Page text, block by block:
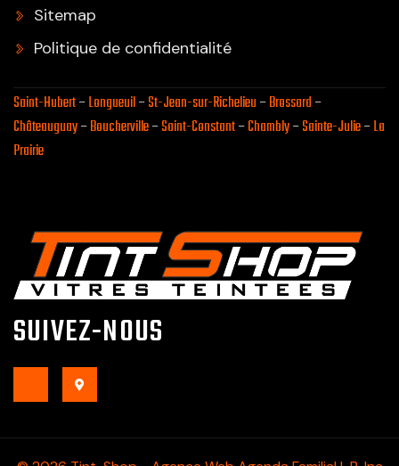
SUIVEZ-NOUS
Sitemap
Politique de confidentialité
Saint-Hubert–Longueuil–St-Jean-sur-Richelieu–Brossard–
Châteauguay–Boucherville–Saint-Constant–Chambly–Sainte-Julie–La
Prairie